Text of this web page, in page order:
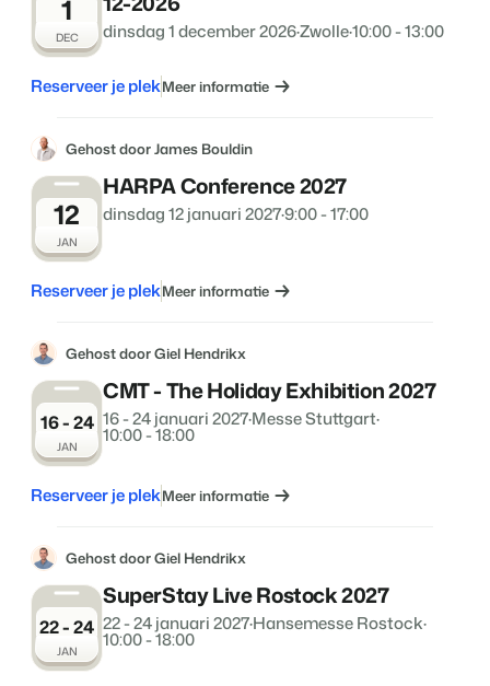
1
DEC dinsdag 1 december 2026·Zwolle·10:00 - 13:00
Reserveer je plekMeer informatie
Gehost door James Bouldin
12
JAN
HARPA Conference 2027
dinsdag 12 januari 2027·9:00 - 17:00
Reserveer je plekMeer informatie
Gehost door Giel Hendrikx
16 - 24
JAN
CMT - The Holiday Exhibition 2027
16 - 24 januari 2027·Messe Stuttgart·
10:00 - 18:00
Reserveer je plekMeer informatie
Gehost door Giel Hendrikx
22 - 24
JAN
SuperStay Live Rostock 2027
22 - 24 januari 2027·Hansemesse Rostock·
10:00 - 18:00